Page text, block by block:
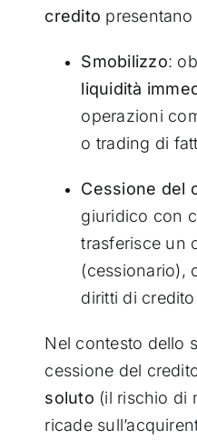
credito
Smobilizzo:
liquidità
operazioni
o trading di
Cessione del
giuridico con
trasferisce un
(cessionario),
diritti di
Nel contesto dello
cessione del
soluto (il rischio di
ricade